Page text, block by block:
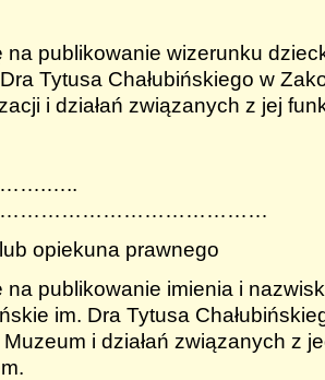
na publikowanie wizerunku
Tytusa Chałubińskiego w
i działań związanych z jej
opiekuna prawnego
na publikowanie imienia i
im. Dra Tytusa
i działań związanych z